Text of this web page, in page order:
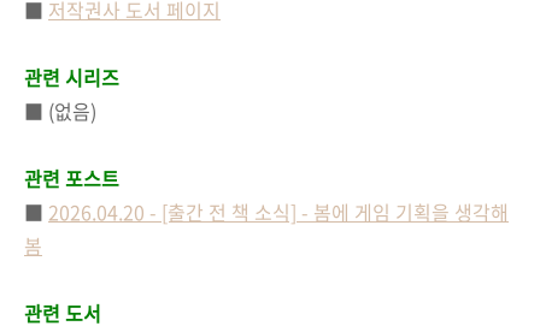
■ 저작권사 도서 페이지
관련 시리즈
■ (없음)
관련 포스트
■ 2026.04.20 - [출간 전 책 소식] - 봄에 게임 기획을 생각해
봄
관련 도서